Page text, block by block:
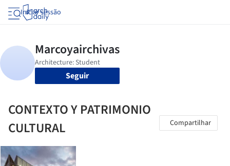
Iniciar sessão
Seguir
CONTEXTO Y PATRIMONIO
CULTURAL
Compartilhar